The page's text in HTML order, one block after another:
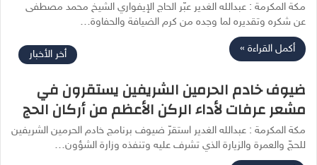
مكة المكرمة : عبدالله الغدير عبّر الحاج الإيفواري الشيخ محمد مصطفى
عن شكره وتقديره لما وجده من كرم الضيافة والحفاوة…
أكمل القراءة » أخر الأخبار
ضيوف خادم الحرمين الشريفين يستقرون في
مشعر عرفات لأداء الركن الأعظم من أركان الحج
مكة المكرمة : عبدالله الغدير استقرّ ضيوف برنامج خادم الحرمين الشريفين
للحجّ والعمرة والزيارة الذي تشرف عليه وتنفذه وزارة الشؤون…